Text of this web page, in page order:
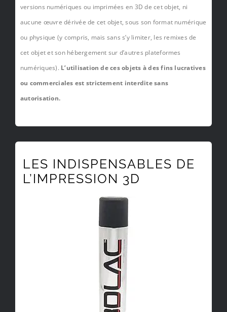
versions numériques ou imprimées en 3D de cet objet, ni
aucune œuvre dérivée de cet objet, sous son format numérique
ou physique (y compris, mais sans s’y limiter, les remixes de
cet objet et son hébergement sur d’autres plateformes
numériques). L’utilisation de ces objets à des fins lucratives
ou commerciales est strictement interdite sans
autorisation.
LES INDISPENSABLES DE
L’IMPRESSION 3D